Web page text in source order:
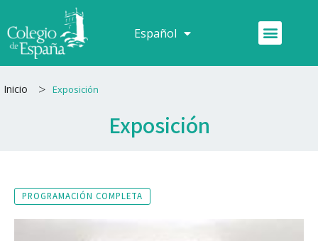
al
contenido
Español
Français Menú
Inicio > Exposición
Exposición
PROGRAMACIÓN COMPLETA